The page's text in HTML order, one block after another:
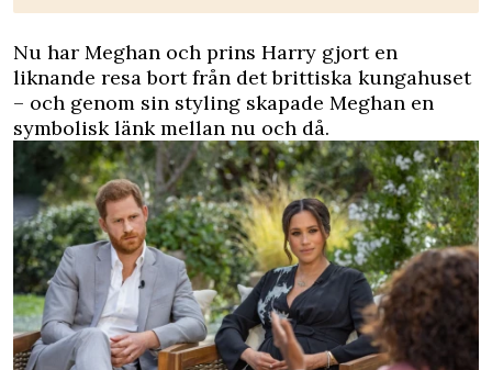
Nu har Meghan och prins Harry gjort en
liknande resa bort från det brittiska kungahuset
– och genom sin styling skapade Meghan en
symbolisk länk mellan nu och då.